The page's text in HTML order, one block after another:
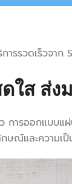
รรวดเร็วจาก
ส ส่ง
การออกแบบ
กษณ์และความ